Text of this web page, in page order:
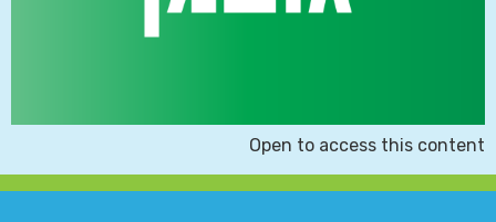
Open to access this content